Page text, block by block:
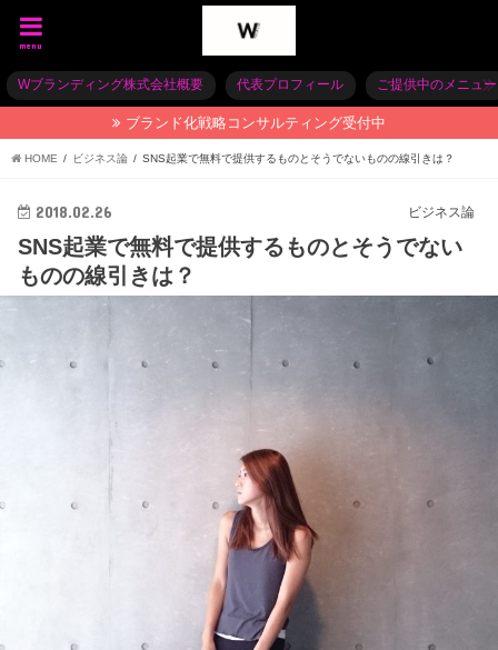
menu
Wブランディング株式会社概要 代表プロフィール ご提供中のメニュー
ブランド化戦略コンサルティング受付中
HOME ビジネス論 SNS起業で無料で提供するものとそうでないものの線引きは？
ビジネス論
2018.02.26
SNS起業で無料で提供するものとそうでない
ものの線引きは？